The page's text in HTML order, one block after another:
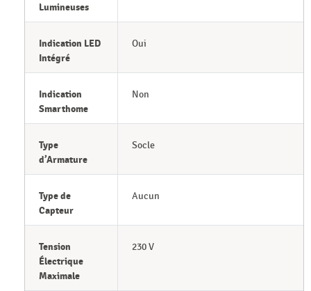
Lumineuses
Indication LED
Intégré
Oui
Indication
Smarthome
Non
Type
d’Armature
Socle
Type de
Capteur
Aucun
Tension
Électrique
Maximale
230 V